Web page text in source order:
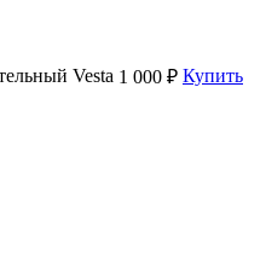
Vesta 1 000 ₽ Купить